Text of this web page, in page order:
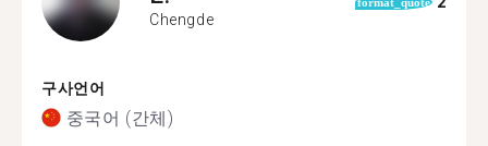
Chengde
구사언어
중국어 (간체)